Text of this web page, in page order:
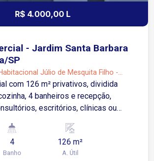
R$ 4.000,00 L
- Jardim Santa Barbara
SP
Júlio de Mesquita Filho -
com 126 m² privativos, dividida
4 banheiros e recepção,
escritórios, clínicas ou
de circulação da Zona Oeste de
visibilidade, fácil
de clientes e colaboradores.
4
Banho
126 m²
A. Útil